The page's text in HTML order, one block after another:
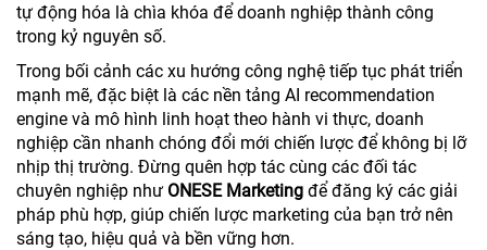
tự động hóa là chìa khóa để doanh nghiệp thành công
trong kỷ nguyên số.
Trong bối cảnh các xu hướng công nghệ tiếp tục phát triển
mạnh mẽ, đặc biệt là các nền tảng AI recommendation
engine và mô hình linh hoạt theo hành vi thực, doanh
nghiệp cần nhanh chóng đổi mới chiến lược để không bị lỡ
nhịp thị trường. Đừng quên hợp tác cùng các đối tác
chuyên nghiệp như ONESE Marketing để đăng ký các giải
pháp phù hợp, giúp chiến lược marketing của bạn trở nên
sáng tạo, hiệu quả và bền vững hơn.